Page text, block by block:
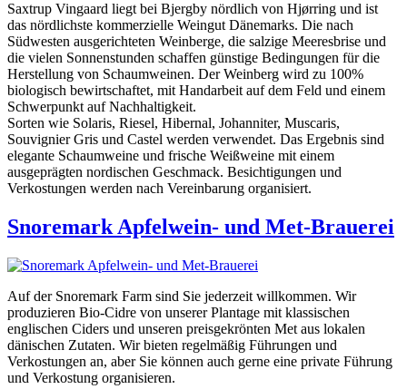
Saxtrup Vingaard liegt bei Bjergby nördlich von Hjørring und ist
das nördlichste kommerzielle Weingut Dänemarks. Die nach
Südwesten ausgerichteten Weinberge, die salzige Meeresbrise und
die vielen Sonnenstunden schaffen günstige Bedingungen für die
Herstellung von Schaumweinen. Der Weinberg wird zu 100%
biologisch bewirtschaftet, mit Handarbeit auf dem Feld und einem
Schwerpunkt auf Nachhaltigkeit.
Sorten wie Solaris, Riesel, Hibernal, Johanniter, Muscaris,
Souvignier Gris und Castel werden verwendet. Das Ergebnis sind
elegante Schaumweine und frische Weißweine mit einem
ausgeprägten nordischen Geschmack. Besichtigungen und
Verkostungen werden nach Vereinbarung organisiert.
Snoremark Apfelwein- und Met-Brauerei
Auf der Snoremark Farm sind Sie jederzeit willkommen. Wir
produzieren Bio-Cidre von unserer Plantage mit klassischen
englischen Ciders und unseren preisgekrönten Met aus lokalen
dänischen Zutaten. Wir bieten regelmäßig Führungen und
Verkostungen an, aber Sie können auch gerne eine private Führung
und Verkostung organisieren.